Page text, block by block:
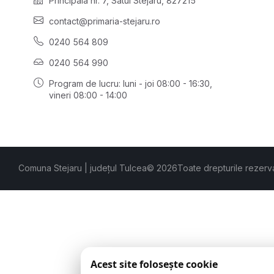
contact@primaria-stejaru.ro
0240 564 809
0240 564 990
Program de lucru: luni - joi 08:00 - 16:30,
vineri 08:00 - 14:00
Comuna Stejaru | județul Tulcea© 2026Toate drepturile
Acest site folosește cookie